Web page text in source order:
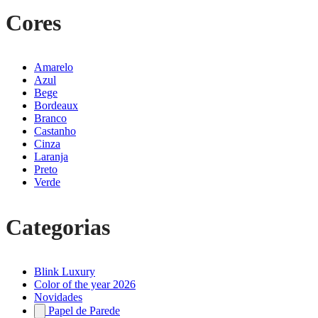
Cores
Amarelo
Azul
Bege
Bordeaux
Branco
Castanho
Cinza
Laranja
Preto
Verde
Categorias
Blink Luxury
Color of the year 2026
Novidades
Papel de Parede